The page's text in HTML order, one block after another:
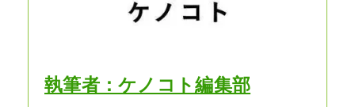
執筆者：ケノコト編集部